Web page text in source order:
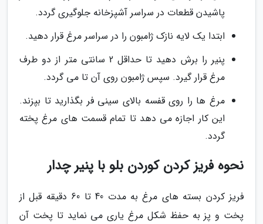
پاشیدن قطعات در سراسر آشپزخانه جلوگیری گردد.
ابتدا یک لایه نازک ژامبون را در سراسر مرغ قرار دهید.
پنیر را برش دهید تا حداقل 2 سانتی متر از دو طرف
مرغ قرار گیرد. سپس ژامبون روی آن تا می گردد.
مرغ ها را روی قفسه بالای سینی فر بگذارید تا بپزند.
این کار اجازه می دهد تا تمام قسمت های مرغ پخته
گردد.
نحوه فریز کردن کوردن بلو با پنیر چدار
فریز کردن بسته های مرغ به مدت 40 تا 60 دقیقه قبل از
پخت و پز به حفظ شکل مرغ یاری می نماید تا پخت آن